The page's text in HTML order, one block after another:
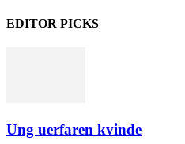
EDITOR PICKS
Ung uerfaren kvinde